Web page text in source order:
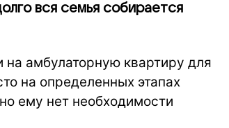
вся семья собирается
амбулаторную квартиру для
на определенных этапах
ему нет необходимости